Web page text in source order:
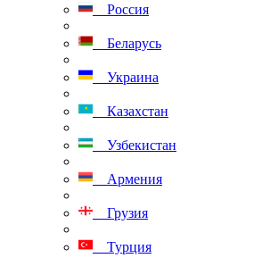
Россия
Беларусь
Украина
Казахстан
Узбекистан
Армения
Грузия
Турция